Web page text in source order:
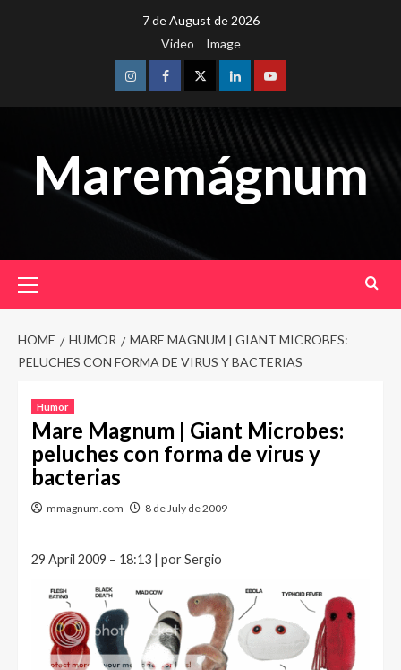
7 de August de 2026
Video
Image
InstagramFacebookTwitterLinkedinYoutube
Maremágnum
Menu
HOME HUMOR
MARE MAGNUM | GIANT MICROBES:
PELUCHES CON FORMA DE VIRUS Y BACTERIAS
Humor
Mare Magnum | Giant Microbes:
peluches con forma de virus y
bacterias
mmagnum.com 8 de July de 2009
29 April 2009 – 18:13 | por Sergio